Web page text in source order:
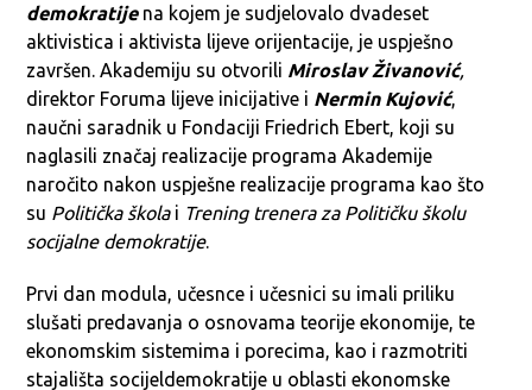
demokratijena kojem je sudjelovalo dvadeset
aktivistica i aktivista lijeve orijentacije, je uspješno
završen. Akademiju su otvorili Miroslav Živanović,
direktor Foruma lijeve inicijative i Nermin Kujović,
naučni saradnik u Fondaciji Friedrich Ebert, koji su
naglasili značaj realizacije programa Akademije
naročito nakon uspješne realizacije programa kao što
su Politička školai Trening trenera za Političku školu
socijalne demokratije.
Prvi dan modula, učesnce i učesnici su imali priliku
slušati predavanja o osnovama teorije ekonomije, te
ekonomskim sistemima i porecima, kao i razmotriti
stajališta socijeldemokratije u oblasti ekonomske